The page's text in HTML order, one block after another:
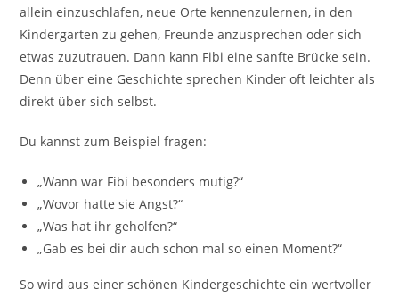
allein einzuschlafen, neue Orte kennenzulernen, in den
Kindergarten zu gehen, Freunde anzusprechen oder sich
etwas zuzutrauen. Dann kann Fibi eine sanfte Brücke sein.
Denn über eine Geschichte sprechen Kinder oft leichter als
direkt über sich selbst.
Du kannst zum Beispiel fragen:
„Wann war Fibi besonders mutig?“
„Wovor hatte sie Angst?“
„Was hat ihr geholfen?“
„Gab es bei dir auch schon mal so einen Moment?“
So wird aus einer schönen Kindergeschichte ein wertvoller